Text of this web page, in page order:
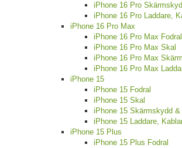
iPhone 16 Pro
iPhone 16 Pro Laddare,
iPhone 16 Pro Max
iPhone 16 Pro Max Fodral
iPhone 16 Pro Max Skal
iPhone 16 Pro Max
iPhone 16 Pro Max
iPhone 15
iPhone 15 Fodral
iPhone 15 Skal
iPhone 15 Skärmskydd
iPhone 15 Laddare,
iPhone 15 Plus
iPhone 15 Plus Fodral